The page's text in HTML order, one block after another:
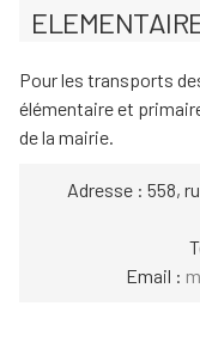
Pour les transports
élémentaire et
de la mairie.
Adresse : 558,
Email :